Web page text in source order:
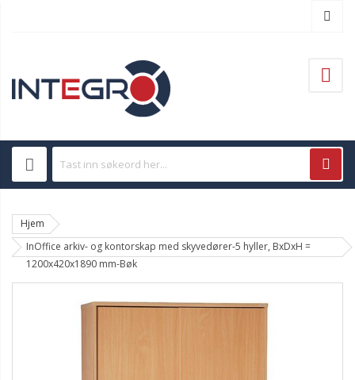
Hjem
InOffice arkiv- og kontorskap med skyvedører-5 hyller, BxDxH =
1200x420x1890 mm-Bøk